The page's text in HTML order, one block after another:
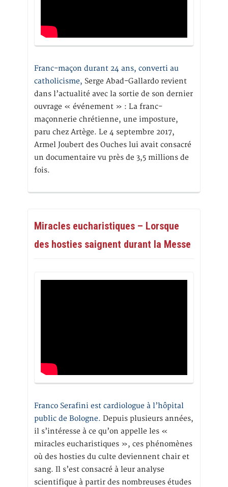
Franc-maçon durant 24 ans, converti au
catholicisme, Serge Abad-Gallardo revient
dans l’actualité avec la sortie de son dernier
ouvrage « événement » : La franc-
maçonnerie chrétienne, une imposture,
paru chez Artège. Le 4 septembre 2017,
Armel Joubert des Ouches lui avait consacré
un documentaire vu près de 3,5 millions de
fois.
Miracles eucharistiques – Lorsque
des hosties saignent durant la Messe
Franco Serafini est cardiologue à l’hôpital
public de Bologne. Depuis plusieurs années,
il s’intéresse à ce qu’on appelle les «
miracles eucharistiques », ces phénomènes
où des hosties du culte deviennent chair et
sang. Il s’est consacré à leur analyse
scientifique à partir des nombreuses études